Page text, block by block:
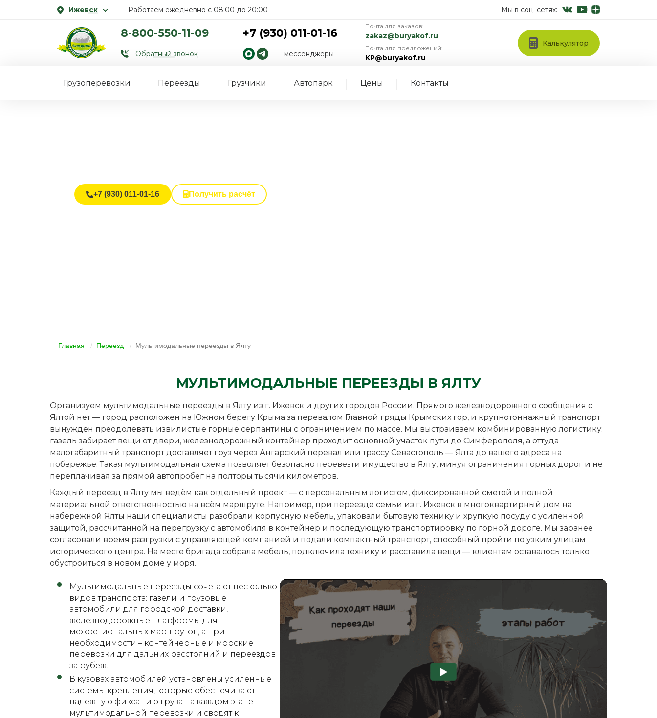
Ижевск Работаем ежедневно с 08:00 до 20:00 Мы в соц. сетях:
8-800-550-11-09
Обратный звонок
+7 (930) 011-01-16
— мессенджеры
Почта для заказов:
zakaz@buryakof.ru
Почта для предложений:
KP@buryakof.ru
Калькулятор
Грузоперевозки Переезды Грузчики Автопарк Цены Контакты
+7 (930) 011-01-16 Получить расчёт
Главная Переезд Мультимодальные переезды в Ялту
МУЛЬТИМОДАЛЬНЫЕ ПЕРЕЕЗДЫ В ЯЛТУ
Организуем мультимодальные переезды в Ялту из г. Ижевск и других городов России. Прямого железнодорожного сообщения с
Ялтой нет — город расположен на Южном берегу Крыма за перевалом Главной гряды Крымских гор, и крупнотоннажный транспорт
вынужден преодолевать извилистые горные серпантины с ограничением по массе. Мы выстраиваем комбинированную логистику:
газель забирает вещи от двери, железнодорожный контейнер проходит основной участок пути до Симферополя, а оттуда
малогабаритный транспорт доставляет груз через Ангарский перевал или трассу Севастополь — Ялта до вашего адреса на
побережье. Такая мультимодальная схема позволяет безопасно перевезти имущество в Ялту, минуя ограничения горных дорог и не
переплачивая за прямой автопробег на полторы тысячи километров.
Каждый переезд в Ялту мы ведём как отдельный проект — с персональным логистом, фиксированной сметой и полной
материальной ответственностью на всём маршруте. Например, при переезде семьи из г. Ижевск в многоквартирный дом на
набережной Ялты наши специалисты разобрали корпусную мебель, упаковали бытовую технику и хрупкую посуду с усиленной
защитой, рассчитанной на перегрузку с автомобиля в контейнер и последующую транспортировку по горной дороге. Мы заранее
согласовали время разгрузки с управляющей компанией и подали компактный транспорт, способный пройти по узким улицам
исторического центра. На месте бригада собрала мебель, подключила технику и расставила вещи — клиентам оставалось только
обустроиться в новом доме у моря.
Мультимодальные переезды сочетают несколько
видов транспорта: газели и грузовые
автомобили для городской доставки,
железнодорожные платформы для
межрегиональных маршрутов, а при
необходимости – контейнерные и морские
перевозки для дальних расстояний и переездов
за рубеж.
В кузовах автомобилей установлены усиленные
системы крепления, которые обеспечивают
надежную фиксацию груза на каждом этапе
мультимодальной перевозки и сводят к